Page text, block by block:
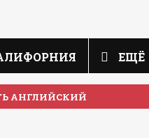
ЕЩЁ
АНГЛИЙСКИЙ